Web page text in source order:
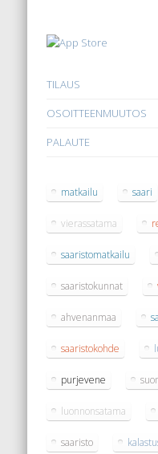
TILAUS
OSOITTEENMUUTOS
PALAUTE
matkailu saari
vierassatama
saaristomatkailu
saaristokunnat
ahvenanmaa
saaristokohde
purjevene
luonnonsatama
saaristo